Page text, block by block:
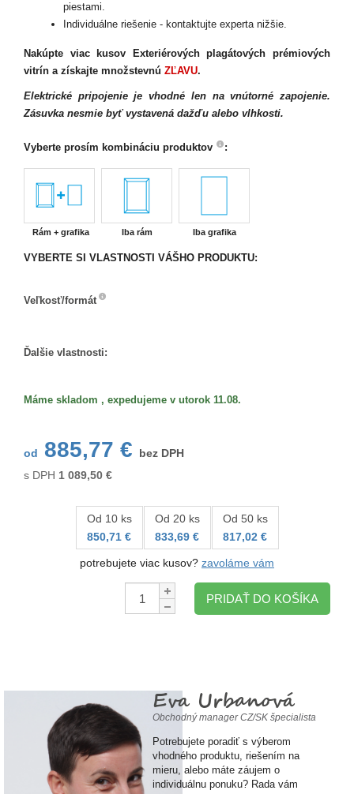
piestami.
Individuálne riešenie - kontaktujte experta nižšie.
Nakúpte viac kusov Exteriérových plagátových prémiových
vitrín a získajte množstevnú ZĽAVU.
Elektrické pripojenie je vhodné len na vnútorné zapojenie.
Zásuvka nesmie byť vystavená dažďu alebo vlhkosti.
Vyberte prosím kombináciu produktov :
Rám + grafika Iba rám Iba grafika
VYBERTE SI VLASTNOSTI VÁŠHO PRODUKTU:
Veľkosť/formát
Ďalšie vlastnosti:
Máme skladom , expedujeme v utorok 11.08.
od 885,77 €
bez DPH
s DPH 1 089,50 €
Od 10 ks
850,71 €
Od 20 ks
833,69 €
Od 50 ks
817,02 €
potrebujete viac kusov? zavoláme vám
Množstvo:
PRIDAŤ DO KOŠÍKA
Eva Urbanová
Obchodný manager CZ/SK špecialista
Potrebujete poradiť s výberom
vhodného produktu, riešením na
mieru, alebo máte záujem o
individuálnu ponuku? Rada vám